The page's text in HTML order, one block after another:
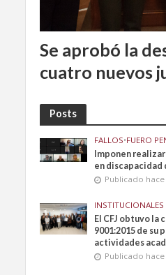
Se aprobó la
cuatro nuevos
Posts
FALLOS•FUERO
Imponen
en discapacidad
Publicado
INSTITUCIONALES
El CFJ obtuvo la
9001:2015 de su
actividades
Publicado